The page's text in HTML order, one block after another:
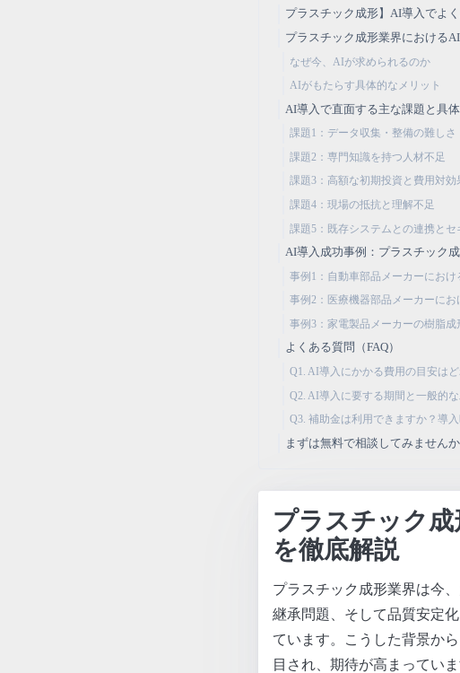
プラスチック成形】AI導入でよ
プラスチック成形業界における
なぜ今、AIが求められるのか
AIがもたらす具体的なメリット
AI導入で直面する主な課題と具
課題1：データ収集・整備の難しさ
課題2：専門知識を持つ人材不足
課題3：高額な初期投資と費用対効
課題4：現場の抵抗と理解不足
課題5：既存システムとの連携と
AI導入成功事例：プラスチック
事例1：自動車部品メーカーにおけ
事例2：医療機器部品メーカーに
事例3：家電製品メーカーの樹脂
よくある質問（FAQ）
Q1. AI導入にかかる費用の目安は
Q2. AI導入に要する期間と一般的
Q3. 補助金は利用できますか？導
まずは無料で相談してみませんか
プラスチック
を徹底解説
プラスチック成形業界は今
継承問題、そして品質安定
ています。こうした背景か
目され、期待が高まっていま